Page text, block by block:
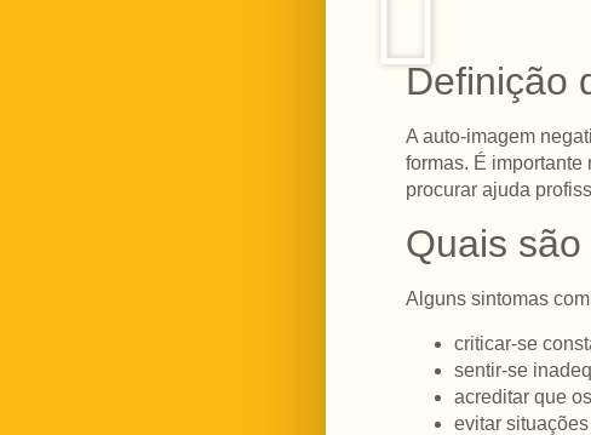
Definição
A auto-imagem
formas. É
procurar ajuda
Quais
Alguns sintomas
criticar-se
sentir-se
acreditar que
evitar